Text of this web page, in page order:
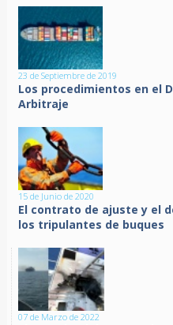
23 de Septiembre de 2019
Los procedimientos en el
Arbitraje
15 de Junio de 2020
El contrato de ajuste y el
los tripulantes de buques
07 de Marzo de 2022